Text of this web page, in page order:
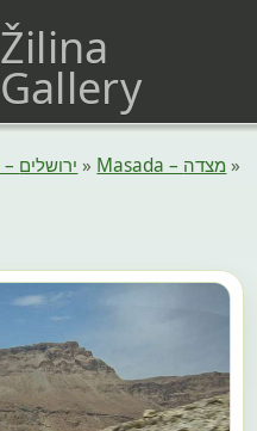
Žilina
Gallery
Izrael – ירושלים » Masada – מצדה »